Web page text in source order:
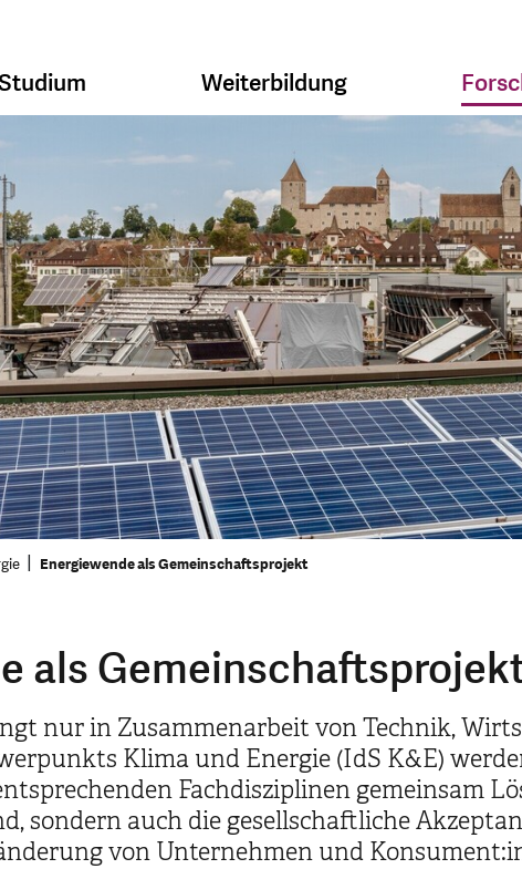
Weiterbildung
Energiewende als Gemeinschaftsprojekt
als
nur in Zusammenarbeit von Technik,
Klima und Energie (IdS K&E)
Fachdisziplinen gemeinsam
sondern auch die gesellschaftliche
von Unternehmen und